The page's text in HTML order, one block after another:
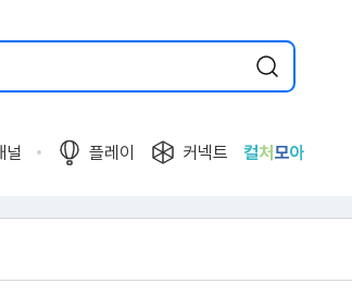
널 플레이 커넥트 컬처 모아